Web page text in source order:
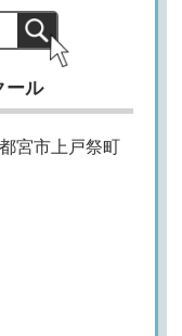
ール
宮市上戸祭町